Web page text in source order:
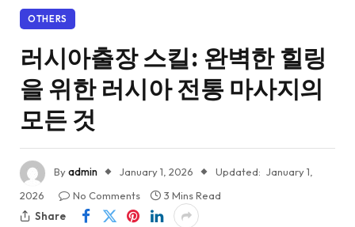
OTHERS
러시아출장 스킬: 완벽한 힐링
을 위한 러시아 전통 마사지의
모든 것
Byadmin January 1, 2026 Updated: January 1,
2026
No Comments
3 Mins Read
Share